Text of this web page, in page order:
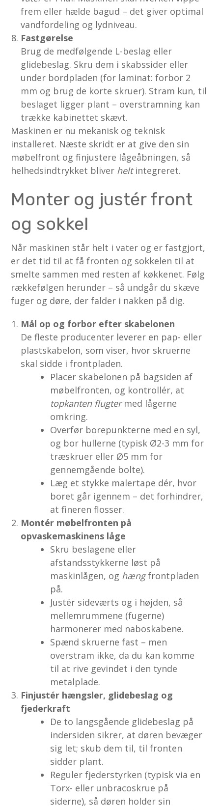
frem eller hælde bagud – det giver optimal
vandfordeling og lydniveau.
Fastgørelse
Brug de medfølgende L-beslag eller
glidebeslag. Skru dem i skabs­sider eller
under bordpladen (for laminat: forbor 2
mm og brug de korte skruer). Stram kun, til
beslaget ligger plant – overstramning kan
trække kabinettet skævt.
Maskinen er nu mekanisk og teknisk
installeret. Næste skridt er at give den sin
møbelfront og finjustere lågeåbningen, så
helheds­indtrykket bliver heltintegreret.
Monter og justér front
og sokkel
Når maskinen står helt i vater og er fastgjort,
er det tid til at få fronten og sokkelen til at
smelte sammen med resten af køkkenet. Følg
rækkefølgen herunder – så undgår du skæve
fuger og døre, der falder i nakken på dig.
Mål op og forbor efter skabelonen
De fleste producenter leverer en pap- eller
plastskabelon, som viser, hvor skruerne
skal sidde i frontpladen.
Placer skabelonen på bagsiden af
møbelfronten, og kontrollér, at
topkanten flugtermed lågerne
omkring.
Overfør borepunkterne med en syl,
og bor hullerne (typisk Ø2-3 mm for
træskruer eller Ø5 mm for
gennemgående bolte).
Læg et stykke malertape dér, hvor
boret går igennem – det forhindrer,
at fineren flosser.
Montér møbelfronten på
opvaskemaskinens låge
Skru beslagene eller
afstandsstykkerne løst på
maskinlågen, og hængfrontpladen
på.
Justér sideværts og i højden, så
mellemrummene (fugerne)
harmonerer med naboskabene.
Spænd skruerne fast – men
overstram ikke, da du kan komme
til at rive gevindet i den tynde
metalplade.
Finjustér hængsler, glidebeslag og
fjederkraft
De to langsgående glidebeslag på
indersiden sikrer, at døren bevæger
sig let; skub dem til, til fronten
sidder plant.
Reguler fjederstyrken (typisk via en
Torx- eller unbraco­skrue på
siderne), så døren holder sin